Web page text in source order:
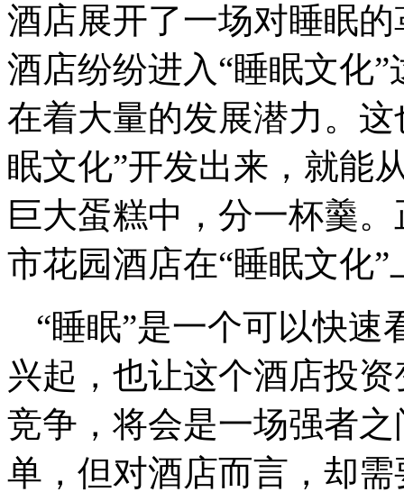
酒店展开了一场对睡眠
酒店纷纷进入“睡眠文化
在着大量的发展潜力。
眠文化”开发出来，就能
巨大蛋糕中，分一杯羹
市花园酒店在“睡眠文化
“睡眠”是一个可以快
兴起，也让这个酒店投
竞争，将会是一场强者
单，但对酒店而言，却